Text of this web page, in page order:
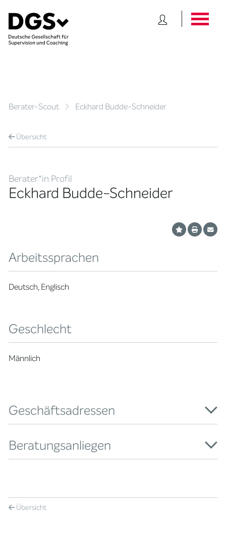
Berater-Scout Eckhard Budde-Schneider
Übersicht
Berater*in Profil
Eckhard Budde-Schneider
Arbeitssprachen
Deutsch, Englisch
Geschlecht
Männlich
Geschäftsadressen
Beratungsanliegen
Übersicht